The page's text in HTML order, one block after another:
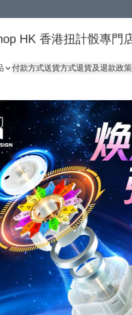
HK 香港扭計骰專門
付款方式送貨方式退貨及退款政策